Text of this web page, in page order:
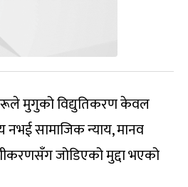
मुगुको विद्युतिकरण केवल
नभई सामाजिक न्याय, मानव
जोडिएको मुद्दा भएको